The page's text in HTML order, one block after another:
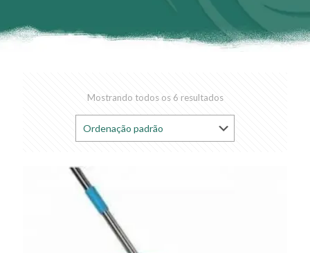
Mostrando todos os 6 resultados